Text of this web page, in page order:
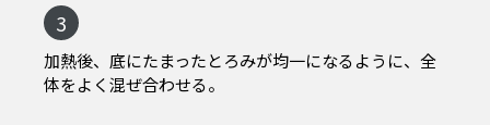
3
加熱後、底にたまったとろみが均一になるように、全
体をよく混ぜ合わせる。